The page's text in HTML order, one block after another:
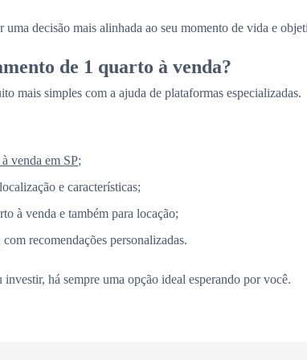
uma decisão mais alinhada ao seu momento de vida e
de 1 quarto à venda?
mais simples com a ajuda de plataformas especializadas.
venda em SP;
e características;
à venda e também para locação;
recomendações personalizadas.
há sempre uma opção ideal esperando por você.